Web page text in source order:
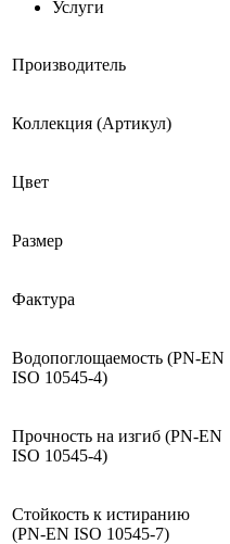
Услуги
Производитель
Коллекция (Артикул)
Цвет
Размер
Фактура
Водопоглощаемость (PN-EN
ISO 10545-4)
Прочность на изгиб (PN-EN
ISO 10545-4)
Стойкость к истиранию
(PN-EN ISO 10545-7)